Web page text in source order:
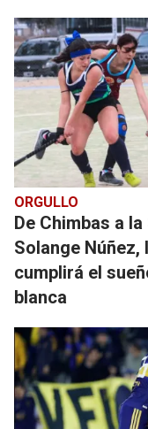
ORGULLO
De Chimbas a
Solange Núñez,
cumplirá el
blanca